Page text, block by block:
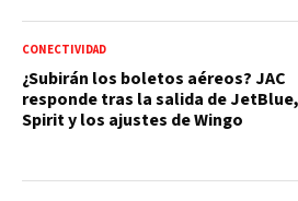
CONECTIVIDAD
¿Subirán los boletos aéreos? JAC
responde tras la salida de JetBlue,
Spirit y los ajustes de Wingo